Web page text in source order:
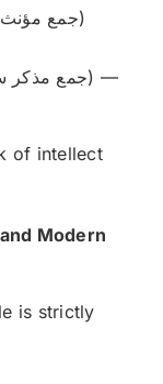
Sound feminine plurals (جمع مؤنث سالم)
of intellect
Modern
is strictly